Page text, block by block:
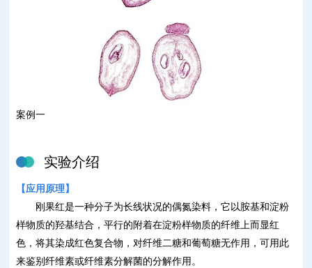
案例一
实验介绍
【应用原理】
刚果红是一种分子为长线状况的偶氮染料，它以胺基和淀粉
样物质的羟基结合，平行的附着在淀粉样物质的纤维上而显红
色，将其染成红色复合物，对纤维二糖和葡萄糖无作用，可用此
来鉴别纤维素或纤维素分解菌的分解作用。